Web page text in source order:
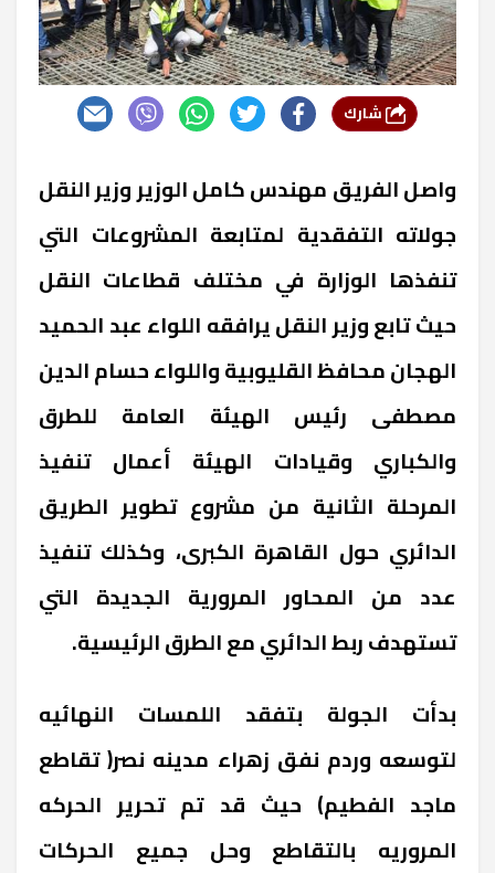
واصل الفريق مهندس كامل الوزير وزير النقل
جولاته التفقدية لمتابعة المشروعات التي
تنفذها الوزارة في مختلف قطاعات النقل
حيث تابع وزير النقل يرافقه اللواء عبد الحميد
الهجان محافظ القليوبية واللواء حسام الدين
مصطفى رئيس الهيئة العامة للطرق
والكباري وقيادات الهيئة أعمال تنفيذ
المرحلة الثانية من مشروع تطوير الطريق
الدائري حول القاهرة الكبرى، وكذلك تنفيذ
عدد من المحاور المرورية الجديدة التي
تستهدف ربط الدائري مع الطرق الرئيسية.
بدأت الجولة بتفقد اللمسات النهائيه
لتوسعه وردم نفق زهراء مدينه نصر( تقاطع
ماجد الفطيم) حيث قد تم تحرير الحركه
المروريه بالتقاطع وحل جميع الحركات